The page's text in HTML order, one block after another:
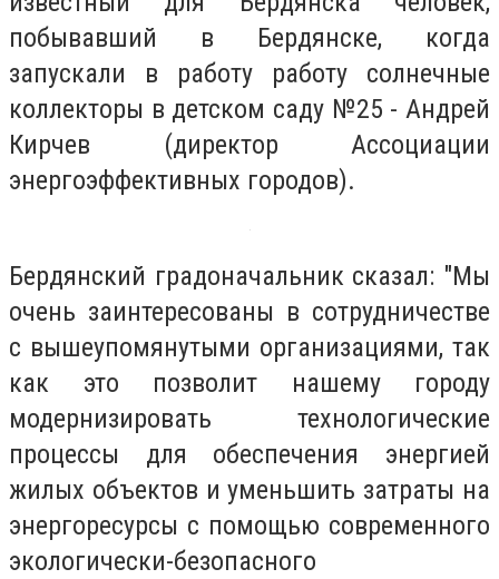
побывавший в Бердянске, когда
запускали в работу работу солнечные
коллекторы в детском саду №25 - Андрей
Кирчев (директор Ассоциации
энергоэффективных городов).
Бердянский градоначальник сказал: "Мы
очень заинтересованы в сотрудничестве
с вышеупомянутыми организациями, так
как это позволит нашему городу
модернизировать технологические
процессы для обеспечения энергией
жилых объектов и уменьшить затраты на
энергоресурсы с помощью современного
экологически-безопасного